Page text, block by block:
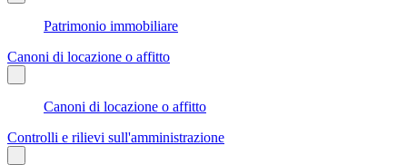
Patrimonio immobiliare
Canoni di locazione o affitto
Canoni di locazione o affitto
Controlli e rilievi sull'amministrazione